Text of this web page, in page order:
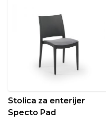
Stolica za enterijer
Specto Pad